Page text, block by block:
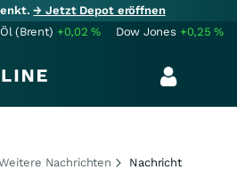
→ Jetzt Depot eröffnen
Öl (Brent) +0,02% Dow Jones +0,25%
Nachrichten Nachricht